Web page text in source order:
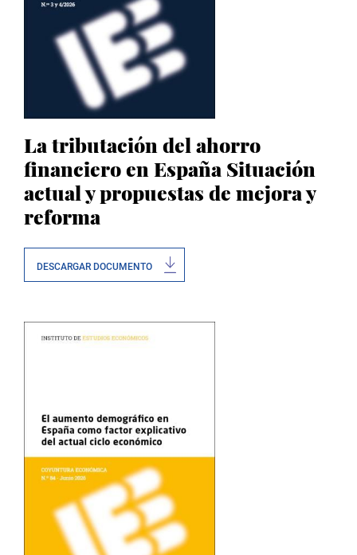
La tributación del ahorro
financiero en España Situación
actual y propuestas de mejora y
reforma
DESCARGAR DOCUMENTO